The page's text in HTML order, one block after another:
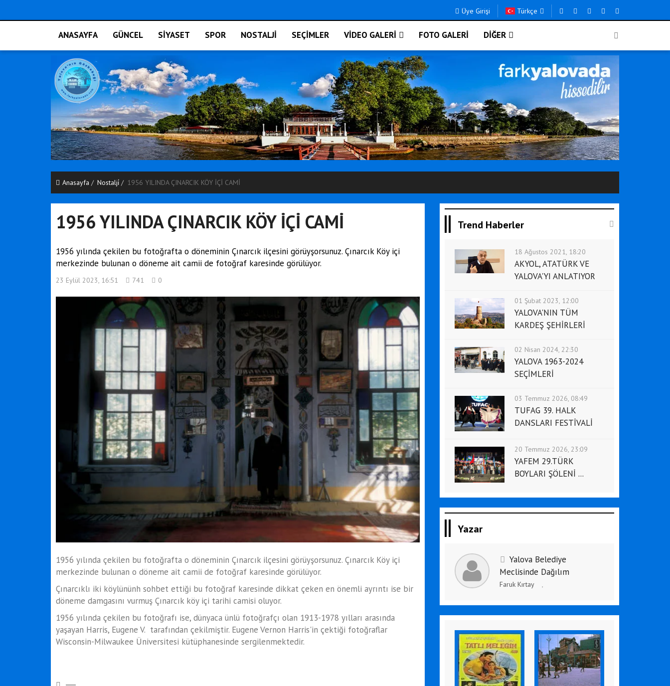
Üye Girişi Türkçe
ANASAYFA GÜNCEL SİYASET SPOR NOSTALJİ SEÇİMLER VİDEO GALERİ FOTO GALERİ DİĞER
Anasayfa Nostalji̇ 1956 YILINDA ÇINARCIK KÖY İÇİ CAMİ
1956 YILINDA ÇINARCIK KÖY İÇİ CAMİ
1956 yılında çekilen bu fotoğrafta o döneminin Çınarcık ilçesini görüyşorsunuz. Çınarcık Köy içi
merkezinde bulunan o döneme ait camii de fotoğraf karesinde görülüyor.
23 Eylül 2023, 16:51 741 0
1956 yılında çekilen bu fotoğrafta o döneminin Çınarcık ilçesini görüyşorsunuz. Çınarcık Köy içi
merkezinde bulunan o döneme ait camii de fotoğraf karesinde görülüyor.
Çınarcıklı iki köylününh sohbet ettiği bu fotoğraf karesinde dikkat çeken en önemli ayrıntı ise bir
döneme damgasını vurmuş Çınarcık köy içi tarihi camisi oluyor.
1956 yılında çekilen bu fotoğrafı ise, dünyaca ünlü fotoğrafçı olan 1913-1978 yılları arasında
yaşayan Harris, Eugene V. tarafından çekilmiştir. Eugene Vernon Harris'in çektiği fotoğraflar
Wisconsin-Milwaukee Üniversitesi kütüphanesinde sergilenmektedir.
Trend Haberler
18 Ağustos 2021, 18:20
AKYOL, ATATÜRK VE
YALOVA'YI ANLATIYOR
01 Şubat 2023, 12:00
YALOVA'NIN TÜM
KARDEŞ ŞEHİRLERİ
02 Nisan 2024, 22:30
YALOVA 1963-2024
SEÇİMLERİ
03 Temmuz 2026, 08:49
TUFAG 39. HALK
DANSLARI FESTİVALİ
20 Temmuz 2026, 23:09
YAFEM 29.TÜRK
BOYLARI ŞÖLENİ ...
Yazar
Yalova Belediye
Meclisinde Dağılım
Faruk Kırtay ,